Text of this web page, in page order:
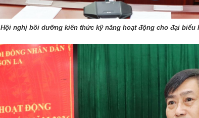
Hội nghị bồi dưỡng kiến thức kỹ năng hoạt động cho đại biểu